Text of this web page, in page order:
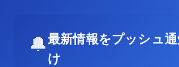
🔔最新情報をプッシュ
け